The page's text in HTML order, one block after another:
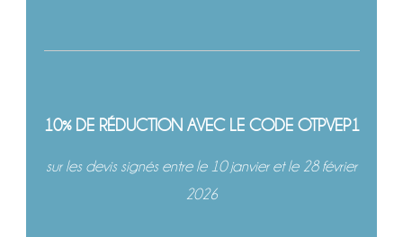
10% DE RÉDUCTION AVEC LE CODE OTPVEP1
sur les devis signés entre le 10 janvier et le 28 février
2026